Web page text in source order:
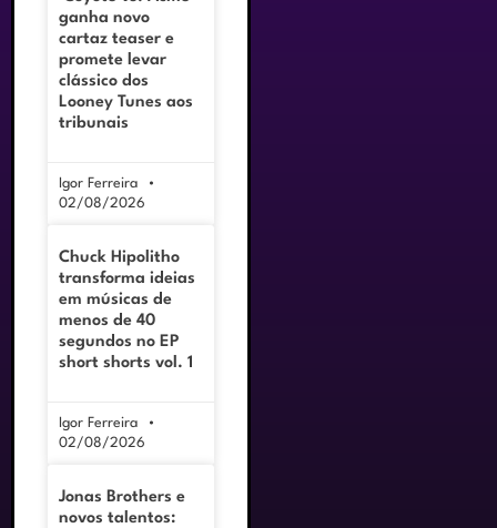
ganha novo
cartaz teaser e
promete levar
clássico dos
Looney Tunes aos
tribunais
Igor Ferreira
02/08/2026
Chuck Hipolitho
transforma ideias
em músicas de
menos de 40
segundos no EP
short shorts vol. 1
Igor Ferreira
02/08/2026
Jonas Brothers e
novos talentos: